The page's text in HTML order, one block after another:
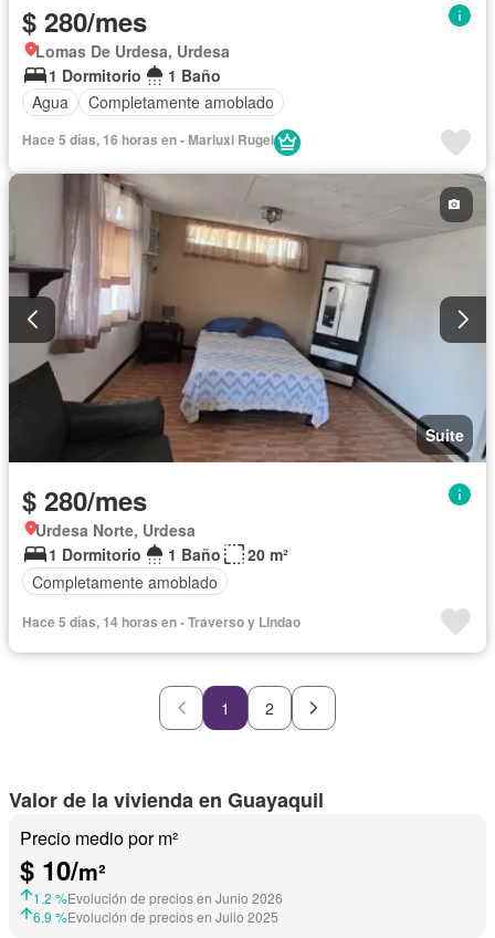
$ 280/mes
Lomas De Urdesa, Urdesa
1 Dormitorio
1 Baño
Agua
Completamente amoblado
Hace 5 días, 16 horas en - Mariuxi Rugel
Suite
$ 280/mes
Urdesa Norte, Urdesa
1 Dormitorio
1 Baño
20 m²
Completamente amoblado
Hace 5 días, 14 horas en - Traverso y Lindao
1 2
Valor de la vivienda en Guayaquil
Precio medio por m²
$ 10/m²
1.2 %Evolución de precios en Junio 2026
6.9 %Evolución de precios en Julio 2025